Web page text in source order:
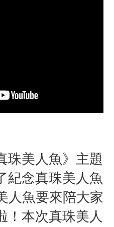
珠美人魚》主題
紀念真珠美人魚
人魚要來陪大家
！本次真珠美人